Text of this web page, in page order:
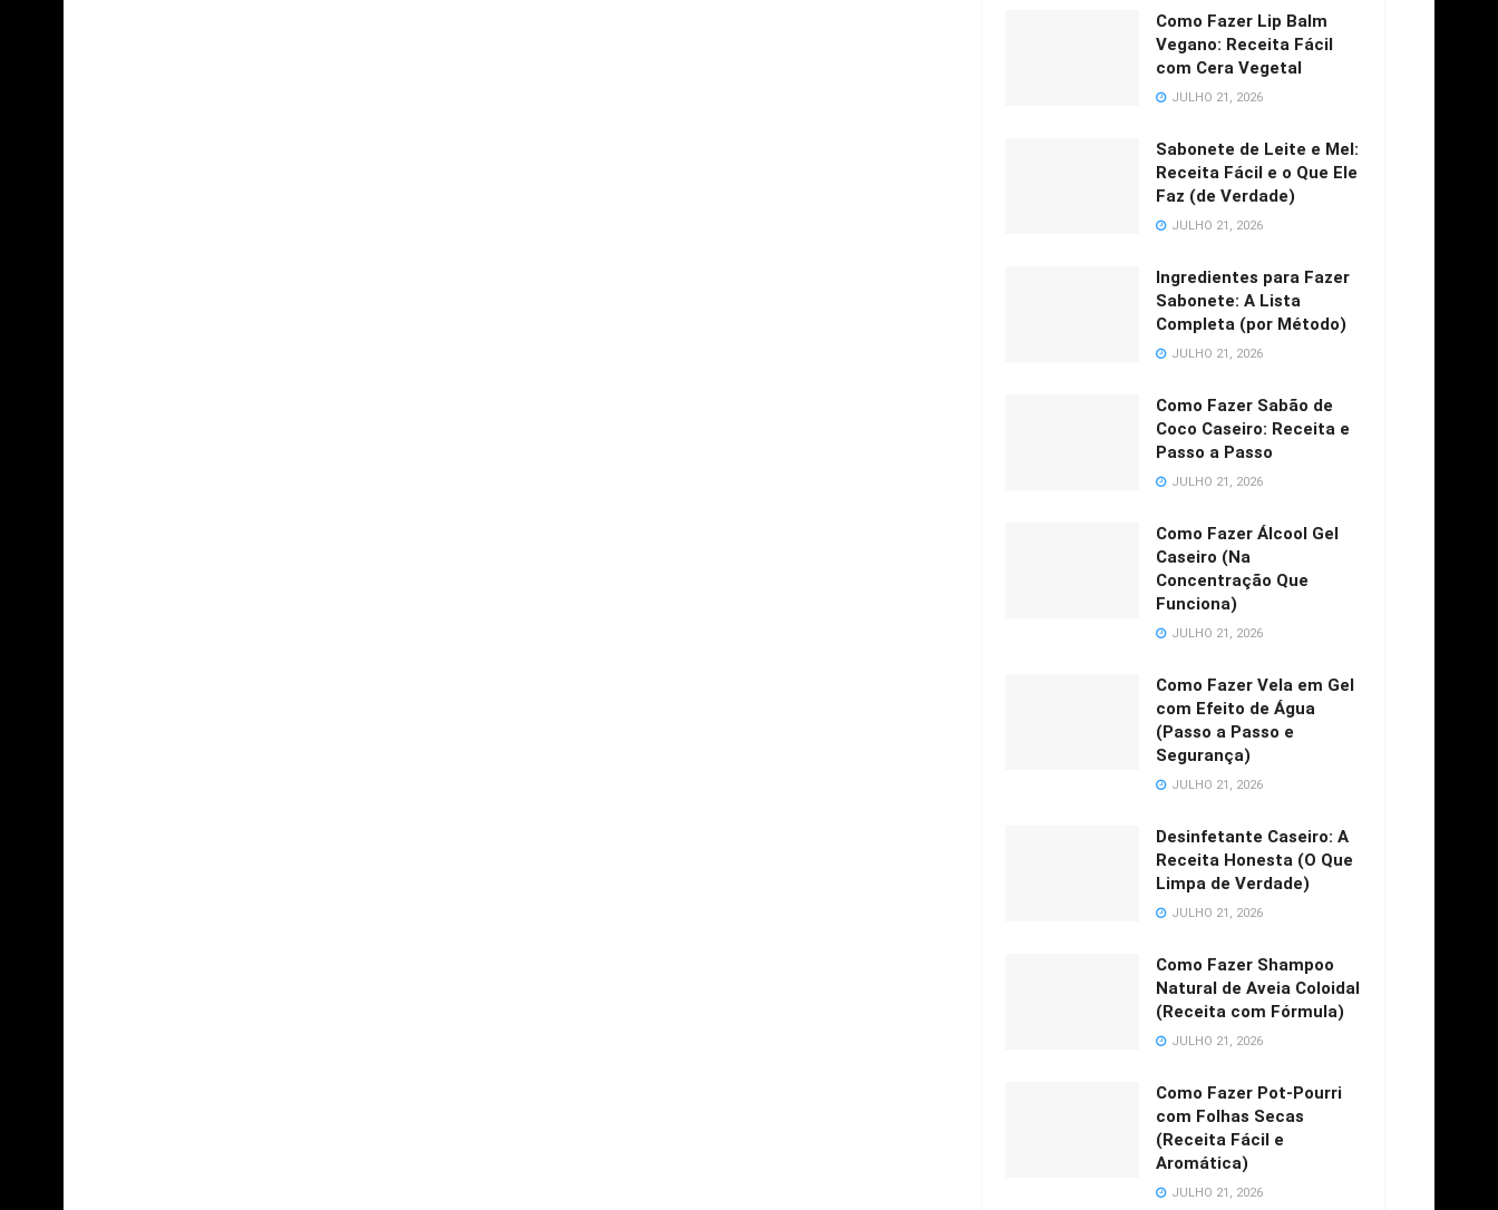
Como Fazer Lip Balm
Vegano: Receita Fácil
com Cera Vegetal
JULHO 21, 2026
Sabonete de Leite e Mel:
Receita Fácil e o Que Ele
Faz (de Verdade)
JULHO 21, 2026
Ingredientes para Fazer
Sabonete: A Lista
Completa (por Método)
JULHO 21, 2026
Como Fazer Sabão de
Coco Caseiro: Receita e
Passo a Passo
JULHO 21, 2026
Como Fazer Álcool Gel
Caseiro (Na
Concentração Que
Funciona)
JULHO 21, 2026
Como Fazer Vela em Gel
com Efeito de Água
(Passo a Passo e
Segurança)
JULHO 21, 2026
Desinfetante Caseiro: A
Receita Honesta (O Que
Limpa de Verdade)
JULHO 21, 2026
Como Fazer Shampoo
Natural de Aveia Coloidal
(Receita com Fórmula)
JULHO 21, 2026
Como Fazer Pot-Pourri
com Folhas Secas
(Receita Fácil e
Aromática)
JULHO 21, 2026